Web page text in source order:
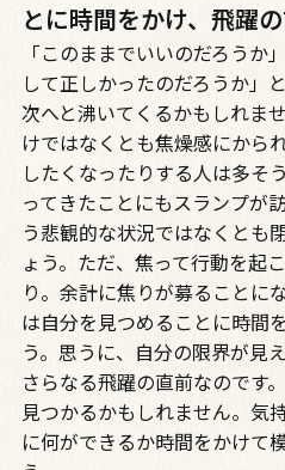
とに時間をかけ、飛躍
「このままでいいのだろうか
して正しかったのだろうか」
次へと沸いてくるかもしれま
けではなくとも焦燥感にから
したくなったりする人は多そ
ってきたことにもスランプが
う悲観的な状況ではなくとも
ょう。ただ、焦って行動を起
り。余計に焦りが募ることに
は自分を見つめることに時間
う。思うに、自分の限界が見
さらなる飛躍の直前なのです
見つかるかもしれません。気
に何ができるか時間をかけて